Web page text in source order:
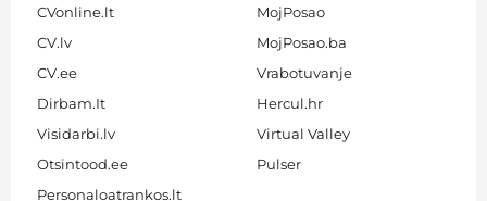
CVonline.lt
CV.lv
CV.ee
Dirbam.It
Visidarbi.lv
Otsintood.ee
Personaloatrankos.lt
MojPosao
MojPosao.ba
Vrabotuvanje
Hercul.hr
Virtual Valley
Pulser